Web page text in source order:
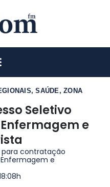
,SAÚDE ,ZONA
Seletivo
e
para contratação
e